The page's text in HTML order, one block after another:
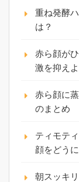
重ね発酵
は？
赤ら顔が
激を抑えよ
赤ら顔に
のまとめ
ティモテ
顔をどう
朝スッキ